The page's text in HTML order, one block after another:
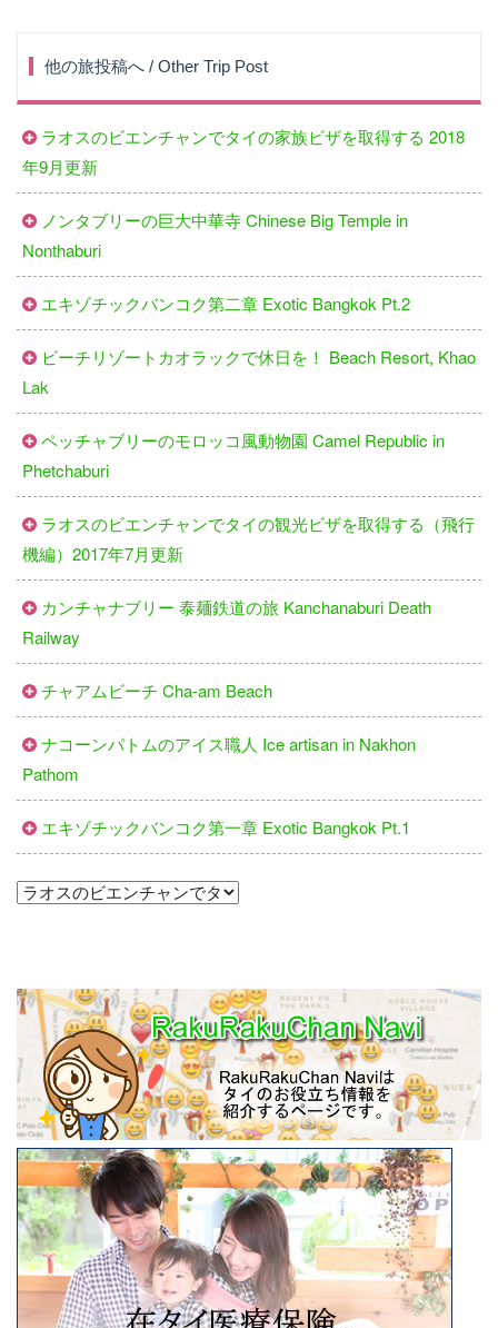
他の旅投稿へ / Other Trip Post
ラオスのビエンチャンでタイの家族ビザを取得する 2018
年9月更新
ノンタブリーの巨大中華寺 Chinese Big Temple in
Nonthaburi
エキゾチックバンコク第二章 Exotic Bangkok Pt.2
ビーチリゾートカオラックで休日を！ Beach Resort, Khao
Lak
ペッチャブリーのモロッコ風動物園 Camel Republic in
Phetchaburi
ラオスのビエンチャンでタイの観光ビザを取得する（飛行
機編）2017年7月更新
カンチャナブリー 泰麺鉄道の旅 Kanchanaburi Death
Railway
チャアムビーチ​ Cha-am Beach
ナコーンパトムのアイス職人 Ice artisan in Nakhon
Pathom
エキゾチックバンコク第一章 Exotic Bangkok Pt.1